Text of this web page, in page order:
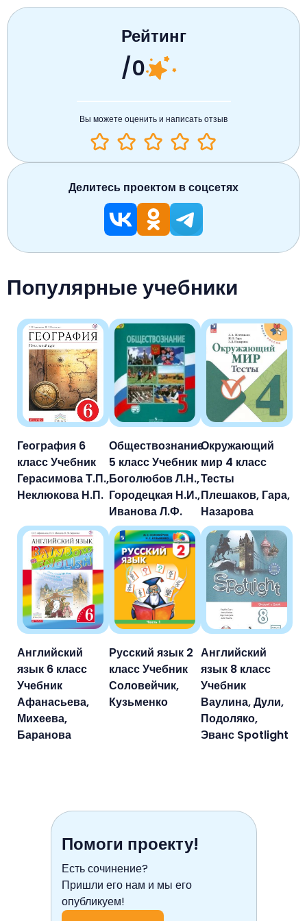
Популярные учебники
География 6
класс Учебник
Герасимова Т.П.,
Неклюкова Н.П.
Обществознание
5 класс Учебник
Боголюбов Л.Н.,
Городецкая Н.И.,
Иванова Л.Ф.
Окружающий
мир 4 класс
Тесты
Плешаков, Гара,
Назарова
Английский
язык 6 класс
Учебник
Афанасьева,
Михеева,
Баранова
Русский язык 2
класс Учебник
Соловейчик,
Кузьменко
Английский
язык 8 класс
Учебник
Ваулина, Дули,
Подоляко,
Эванс Spotlight
Рейтинг
/0
Вы можете оценить и написать отзыв
Делитесь проектом в соцсетях
Помоги проекту!
Есть сочинение?
Пришли его нам и мы его
опубликуем!